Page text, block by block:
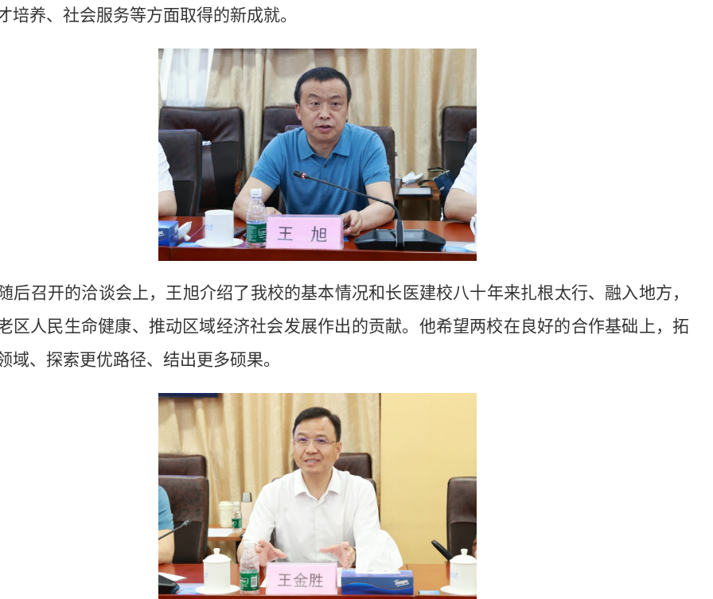
培养、社会服务等方面取得的新成就。
后召开的洽谈会上， 王旭介绍了我校的基本情况和长医建校八十年来扎根太行、 融入地方，
区人民生命健康、推动区域经济社会发展作出的贡献。他希望两校在良好的合作基础 上 ，拓
域、探索更优路径、结出更多硕果。